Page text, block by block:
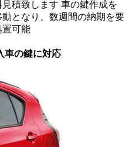
積致します 車の鍵作成を
となり、数週間の納期を要
置可能
車の鍵に対応